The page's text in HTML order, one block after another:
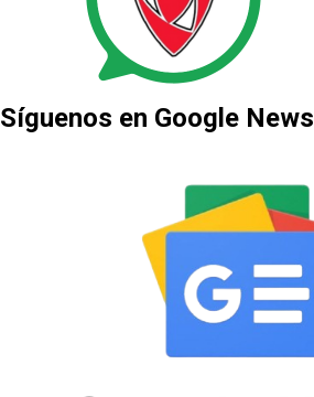
Síguenos en Google News